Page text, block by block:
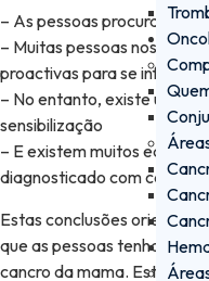
– As pessoas procuram
– Muitas pessoas nos
proactivas para se
– No entanto, existe uma
sensibilização
– E existem muitos
diagnosticado com cancro
Estas conclusões orientam
que as pessoas tenham
cancro da mama. Estamos